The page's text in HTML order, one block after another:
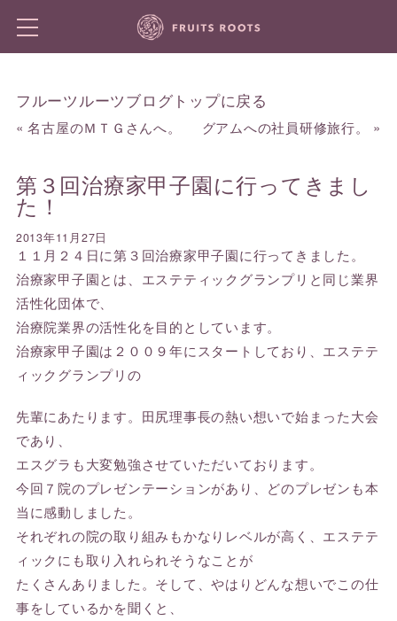
フルーツルーツブログトップに戻る
«名古屋のＭＴＧさんへ。 グアムへの社員研修旅行。 »
第３回治療家甲子園に行ってきまし
た！
2013年11月27日
１１月２４日に第３回治療家甲子園に行ってきました。
治療家甲子園とは、エステティックグランプリと同じ業界
活性化団体で、
治療院業界の活性化を目的としています。
治療家甲子園は２００９年にスタートしており、エステテ
ィックグランプリの
先輩にあたります。田尻理事長の熱い想いで始まった大会
であり、
エスグラも大変勉強させていただいております。
今回７院のプレゼンテーションがあり、どのプレゼンも本
当に感動しました。
それぞれの院の取り組みもかなりレベルが高く、エステテ
ィックにも取り入れられそうなことが
たくさんありました。そして、やはりどんな想いでこの仕
事をしているかを聞くと、